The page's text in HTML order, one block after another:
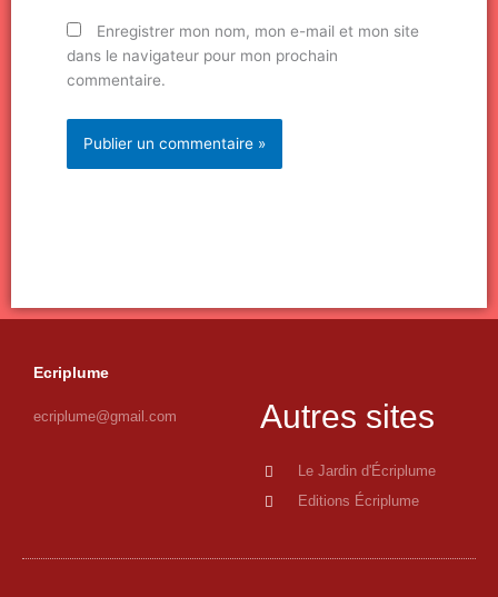
Enregistrer mon nom, mon e-mail et mon site
dans le navigateur pour mon prochain
commentaire.
Ecriplume
ecriplume@gmail.com Autres sites
Le Jardin d'Écriplume
Editions Écriplume